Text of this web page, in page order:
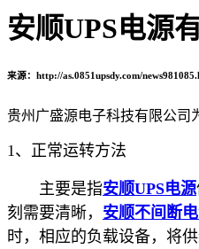
安顺UPS电源
来源：http://as.0851upsdy.com/
贵州广盛源电子科技有限公司
1、正常运转方法
主要是指安顺UPS电源
刻需要清晰， 安顺不间断
时，相应的负载设备，将